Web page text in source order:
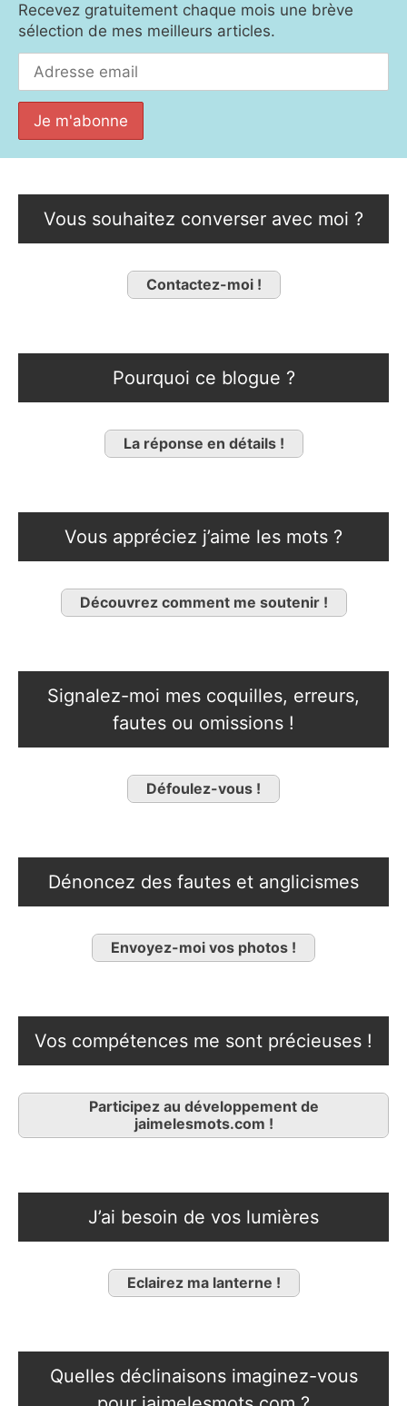
Recevez gratuitement chaque mois une brève
sélection de mes meilleurs articles.
Vous souhaitez converser avec moi ?
Contactez-moi !
Pourquoi ce blogue ?
La réponse en détails !
Vous appréciez j’aime les mots ?
Découvrez comment me soutenir !
Signalez-moi mes coquilles, erreurs,
fautes ou omissions !
Défoulez-vous !
Dénoncez des fautes et anglicismes
Envoyez-moi vos photos !
Vos compétences me sont précieuses !
Participez au développement de
jaimelesmots.com !
J’ai besoin de vos lumières
Eclairez ma lanterne !
Quelles déclinaisons imaginez-vous